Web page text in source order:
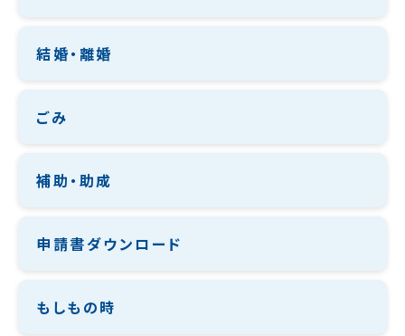
結婚・離婚
ごみ
補助・助成
申請書ダウンロード
もしもの時